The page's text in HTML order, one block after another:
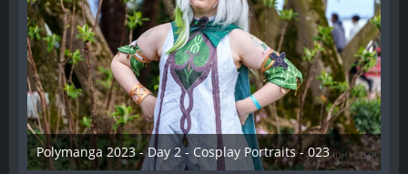
Polymanga 2023 - Day 2 - Cosplay Portraits - 023
12. Mai 2023